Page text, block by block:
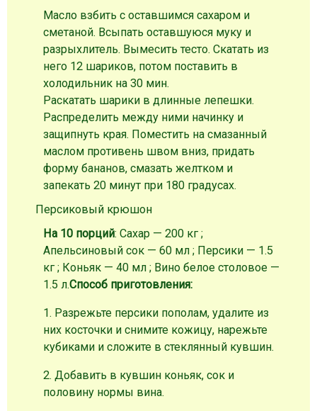
Масло взбить с оставшимся сахаром и
сметаной. Всыпать оставшуюся муку и
разрыхлитель. Вымесить тесто. Скатать из
него 12 шариков, потом поставить в
холодильник на 30 мин.
Раскатать шарики в длинные лепешки.
Распределить между ними начинку и
защипнуть края. Поместить на смазанный
маслом противень швом вниз, придать
форму бананов, смазать желтком и
запекать 20 минут при 180 градусах.
Персиковый крюшон
На 10 порций: Сахар — 200 кг ;
Апельсиновый сок — 60 мл ; Персики — 1.5
кг ; Коньяк — 40 мл ; Вино белое столовое —
1.5 л.Способ приготовления:
1. Разрежьте персики пополам, удалите из
них косточки и снимите кожицу, нарежьте
кубиками и сложите в стеклянный кувшин.
2. Добавить в кувшин коньяк, сок и
половину нормы вина.